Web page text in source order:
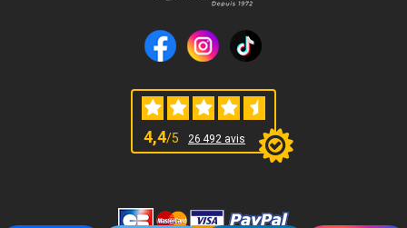
4,4/5 26 492 avis